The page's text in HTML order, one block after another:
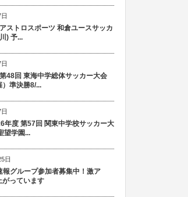
ストロスポーツ 和倉ユースサッカ
) 予...
48回 東海中学総体サッカー大会
）準決勝8/...
年度 第57回 関東中学校サッカー大
望学園...
日
報グループ参加者募集中！激ア
がっています